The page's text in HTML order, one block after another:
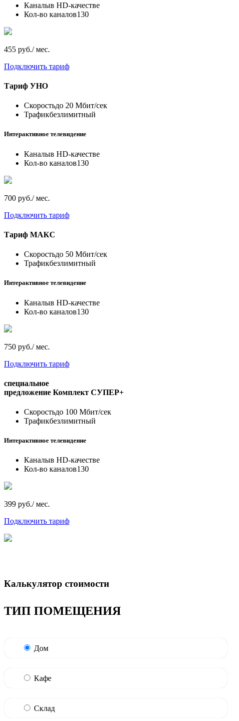
Каналыв HD-качестве
Кол-во каналов130
455 руб./ мес.
Подключить тариф
Тариф УНО
Скоростьдо 20 Мбит/сек
Трафикбезлимитный
Интерактивное телевидение
Каналыв HD-качестве
Кол-во каналов130
700 руб./ мес.
Подключить тариф
Тариф МАКС
Скоростьдо 50 Мбит/сек
Трафикбезлимитный
Интерактивное телевидение
Каналыв HD-качестве
Кол-во каналов130
750 руб./ мес.
Подключить тариф
специальное
предложение Комплект СУПЕР+
Скоростьдо 100 Мбит/сек
Трафикбезлимитный
Интерактивное телевидение
Каналыв HD-качестве
Кол-во каналов130
399 руб./ мес.
Подключить тариф
Калькулятор стоимости
ТИП ПОМЕЩЕНИЯ
Дом
Кафе
Склад